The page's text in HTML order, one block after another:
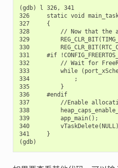
(gdb) l 326, 341
326     static void
327     {
328         // Now that the
329
330
331     #if
332         // Wait for
333         while
334             ;
335         }
336     #endif
337         //Enable
338
339         app_main();
340
341     }